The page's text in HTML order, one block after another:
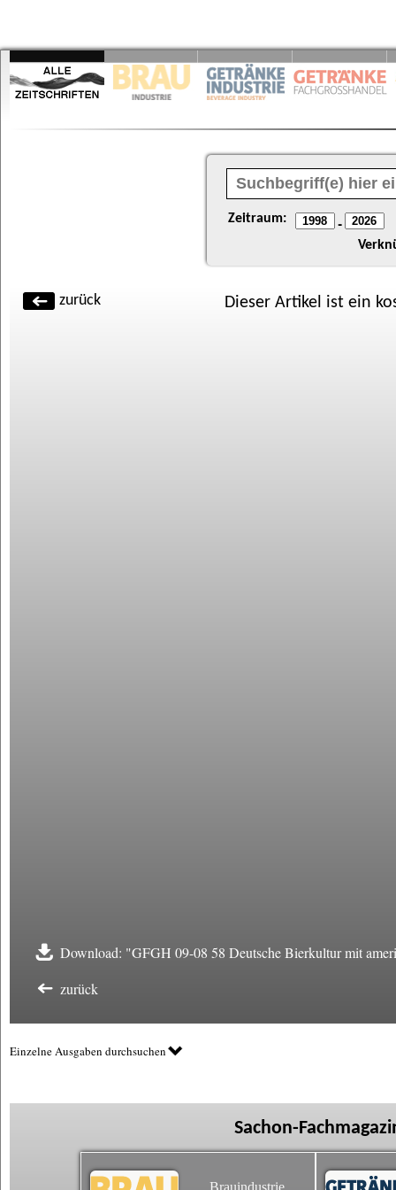
Zeitraum: -
zurück Dieser Artikel ist ein
Download: "GFGH 09-08 58 Deutsche Bierkultur mit
zurück
Einzelne Ausgaben durchsuchen
Sachon-
Brauindustrie